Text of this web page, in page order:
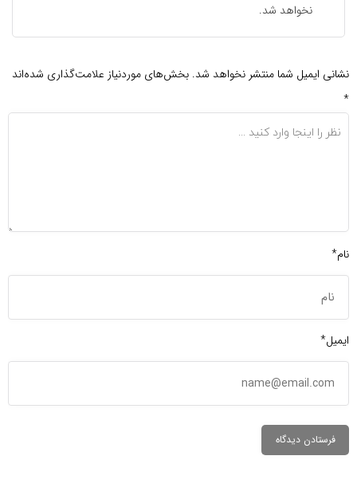
نخواهد شد.
نشانی ایمیل شما منتشر نخواهد شد. بخش‌های موردنیاز علامت‌گذاری شده‌اند
*
نام*
ایمیل*